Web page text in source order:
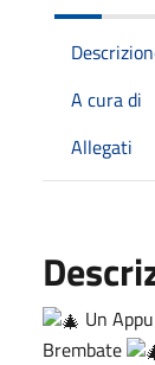
A cura di
Allegati
Un
Brembate